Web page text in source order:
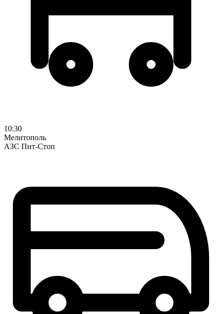
10:30
Мелитополь
АЗС Пит-Стоп